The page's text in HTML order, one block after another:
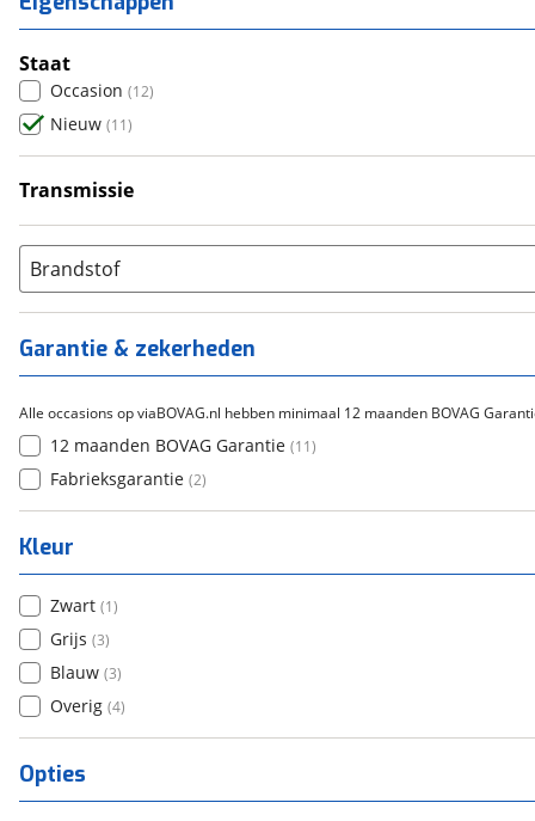
Staat
Occasion (12)
Nieuw (11)
Transmissie
Brandstof
Garantie & zekerheden
Alle occasions op viaBOVAG.nl hebben minimaal 12 maanden BOVAG
12 maanden BOVAG Garantie (11)
Fabrieksgarantie (2)
Kleur
Zwart (1)
Grijs (3)
Blauw (3)
Overig (4)
Opties